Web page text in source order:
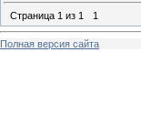
Страница 1 из 1 1
Полная версия сайта